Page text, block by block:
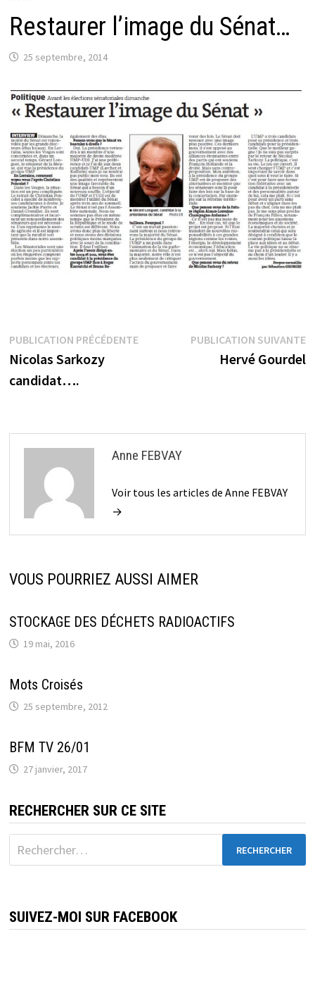
Restaurer l’image du Sénat…
25 septembre, 2014
Navigation
de
PUBLICATION PRÉCÉDENTEPublication
Nicolas Sarkozy
candidat….
PUBLICATION SUIVANTE
Hervé Gourdel
Anne FEBVAY
Voir tous les articles de Anne FEBVAY
→
VOUS POURRIEZ AUSSI AIMER
STOCKAGE DES DÉCHETS RADIOACTIFS
19 mai, 2016
Mots Croisés
25 septembre, 2012
BFM TV 26/01
27 janvier, 2017
RECHERCHER SUR CE SITE
Rechercher :
SUIVEZ-MOI SUR FACEBOOK